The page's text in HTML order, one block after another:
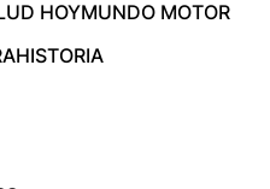
HOYMUNDO MOTOR
HISTORIA